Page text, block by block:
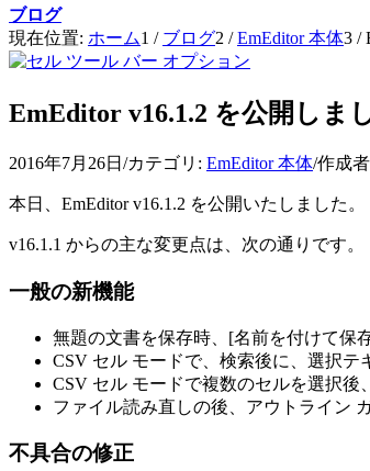
ブログ
現在位置: ホーム1 / ブログ2 / EmEditor 本体3 /
EmEditor v16.1.2 を公開しま
2016年7月26日 /カテゴリ: EmEditor 本体/作成
本日、EmEditor v16.1.2 を公開いたしました。
v16.1.1 からの主な変更点は、次の通りです。
一般の新機能
無題の文書を保存時、[名前を付けて保
CSV セル モードで、検索後に、選択テ
CSV セル モードで複数のセルを選択後
ファイル読み直しの後、アウトライン
不具合の修正